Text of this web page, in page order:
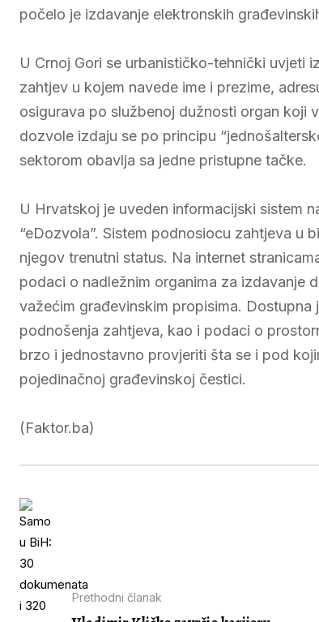
počelo je izdavanje elektronskih
U Crnoj Gori se urbanističko-tehnički uvjeti
zahtjev u kojem navede ime i prezime,
osigurava po službenoj dužnosti organ koji
dozvole izdaju se po principu
sektorom obavlja sa jedne pristupne tačke.
U Hrvatskoj je uveden informacijski sistem
“eDozvola”. Sistem podnosiocu zahtjeva u
njegov trenutni status. Na internet
podaci o nadležnim organima za izdavanje
važećim građevinskim propisima.
podnošenja zahtjeva, kao i podaci o
brzo i jednostavno provjeriti šta se i pod
pojedinačnoj građevinskoj čestici.
(Faktor.ba)
Prethodni članak